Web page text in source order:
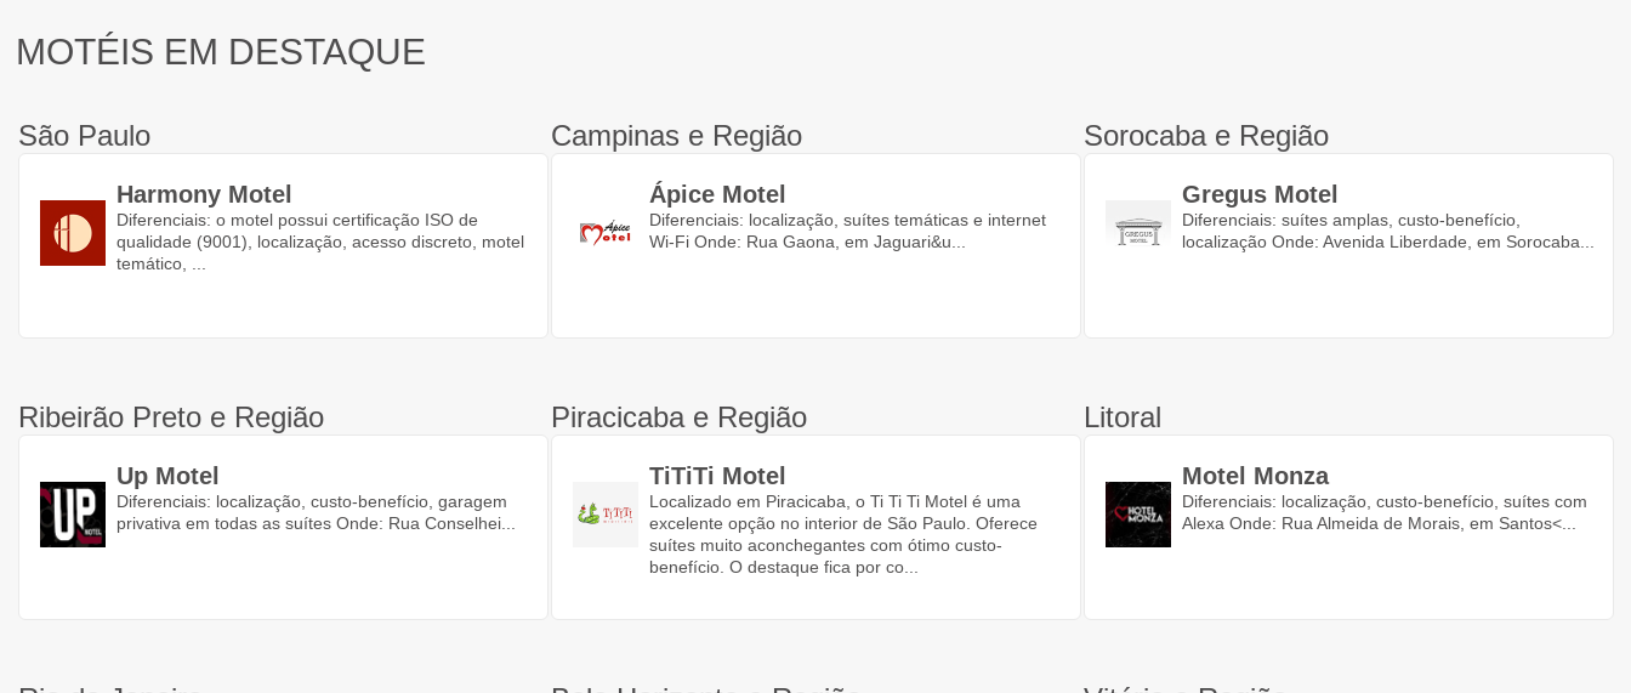
MOTÉIS EM DESTAQUE
São Paulo
Harmony Motel
Diferenciais: o motel possui certificação ISO de
qualidade (9001), localização, acesso discreto, motel
temático, ...
Campinas e Região
Ápice Motel
Diferenciais: localização, suítes temáticas e internet
Wi-Fi Onde: Rua Gaona, em Jaguari&u...
Sorocaba e Região
Gregus Motel
Diferenciais: suítes amplas, custo-benefício,
localização Onde: Avenida Liberdade, em Sorocaba...
Ribeirão Preto e Região
Up Motel
Diferenciais: localização, custo-benefício, garagem
privativa em todas as suítes Onde: Rua Conselhei...
Piracicaba e Região
TiTiTi Motel
Localizado em Piracicaba, o Ti Ti Ti Motel é uma
excelente opção no interior de São Paulo. Oferece
suítes muito aconchegantes com ótimo custo-
benefício. O destaque fica por co...
Litoral
Motel Monza
Diferenciais: localização, custo-benefício, suítes com
Alexa Onde: Rua Almeida de Morais, em Santos<...